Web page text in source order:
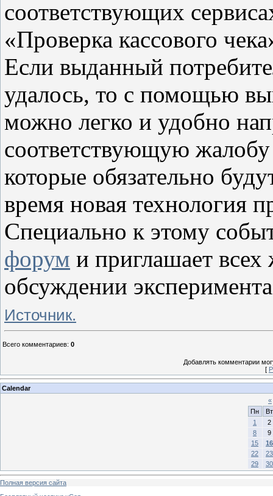
соответствующих
«Проверка кассового
Если выданный
удалось, то с помощью
можно легко и удобно
соответствующую
которые обязательно
время новая технология
Специально к этому
форум и приглашает
обсуждении
Источник.
Всего комментариев: 0
Добавлять комментарии
[
Calendar
«
Пн
Вт
1
2
8
9
15
16
22
23
29
30
Полная версия сайта